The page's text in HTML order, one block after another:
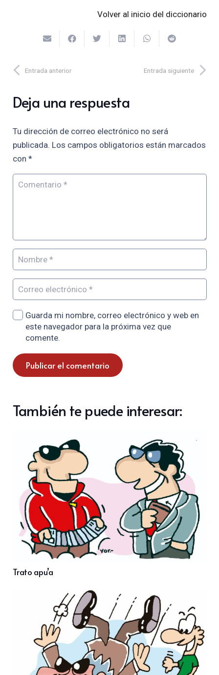
Volver al inicio del diccionario
Entrada anterior Entrada siguiente
Deja una respuesta
Tu dirección de correo electrónico no será
publicada. Los campos obligatorios están marcados
con *
Guarda mi nombre, correo electrónico y web en
este navegador para la próxima vez que
comente.
Publicar el comentario
También te puede interesar:
Trato apu’a